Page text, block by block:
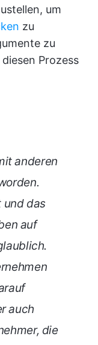
um
zu
zu
Prozess
anderen
und das
auf
auch
die